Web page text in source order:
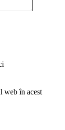
web în acest